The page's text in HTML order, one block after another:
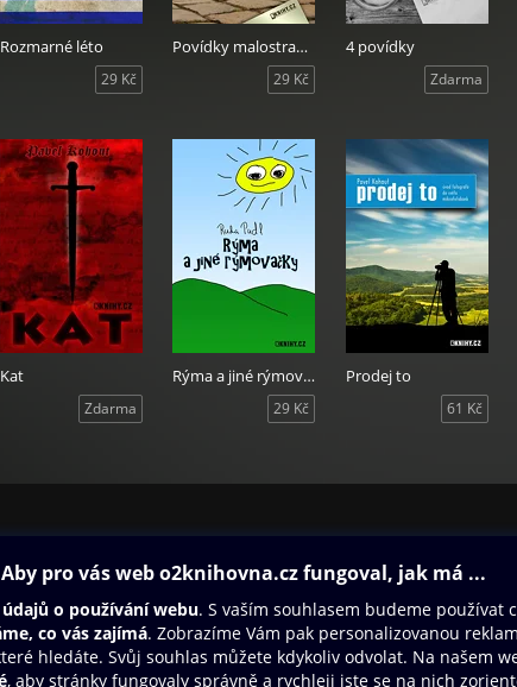
Rozmarné léto
29 Kč
Povídky malostranské
29 Kč
4 povídky
Zdarma
Kat
Zdarma
Rýma a jiné rýmovačky
29 Kč
Prodej to
61 Kč
Oneplay Originály
Sport